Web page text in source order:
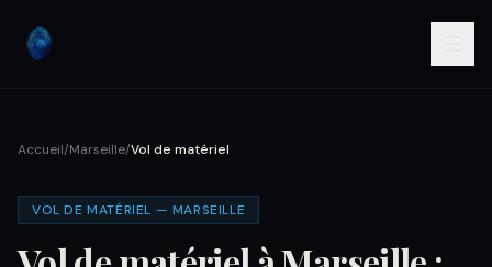
Accueil/Marseille/Vol de matériel
VOL DE MATÉRIEL — MARSEILLE